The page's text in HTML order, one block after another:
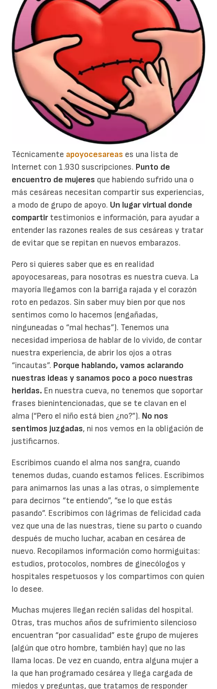
Técnicamente apoyocesareas es una lista de
Internet con 1.930 suscripciones. Punto de
encuentro de mujeres que habiendo sufrido una o
más cesáreas necesitan compartir sus experiencias,
a modo de grupo de apoyo. Un lugar virtual donde
compartir testimonios e información, para ayudar a
entender las razones reales de sus cesáreas y tratar
de evitar que se repitan en nuevos embarazos.
Pero si quieres saber que es en realidad
apoyocesareas, para nosotras es nuestra cueva. La
mayoría llegamos con la barriga rajada y el corazón
roto en pedazos. Sin saber muy bien por que nos
sentimos como lo hacemos (engañadas,
ninguneadas o “mal hechas”). Tenemos una
necesidad imperiosa de hablar de lo vivido, de contar
nuestra experiencia, de abrir los ojos a otras
“incautas”. Porque hablando, vamos aclarando
nuestras ideas y sanamos poco a poco nuestras
heridas. En nuestra cueva, no tenemos que soportar
frases bienintencionadas, que se te clavan en el
alma (“Pero el niño está bien ¿no?”). No nos
sentimos juzgadas, ni nos vemos en la obligación de
justificarnos.
Escribimos cuando el alma nos sangra, cuando
tenemos dudas, cuando estamos felices. Escribimos
para animarnos las unas a las otras, o simplemente
para decirnos “te entiendo”, “se lo que estás
pasando”. Escribimos con lágrimas de felicidad cada
vez que una de las nuestras, tiene su parto o cuando
después de mucho luchar, acaban en cesárea de
nuevo. Recopilamos información como hormiguitas:
estudios, protocolos, nombres de ginecólogos y
hospitales respetuosos y los compartimos con quien
lo desee.
Muchas mujeres llegan recién salidas del hospital.
Otras, tras muchos años de sufrimiento silencioso
encuentran “por casualidad” este grupo de mujeres
(algún que otro hombre, también hay) que no las
llama locas. De vez en cuando, entra alguna mujer a
la que han programado cesárea y llega cargada de
miedos y preguntas, que tratamos de responder